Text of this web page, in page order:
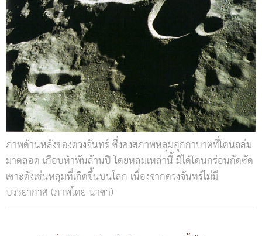
ภาพด้านหลังของดวงจันทร์ ซึ่งคงสภาพหลุมอุกกาบาตที่โดนถล่ม
มาตลอด เกือบห้าพันล้านปี โดยหลุมเหล่านี้ มิได้โดนกร่อนกัดซัด
เซาะดังเช่นหลุมที่เกิดขึ้นบนโลก เนื่องจากดวงจันทร์ไม่มี
บรรยากาศ (ภาพโดย นาซา)